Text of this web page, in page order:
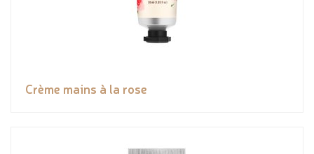
Crème mains à la rose